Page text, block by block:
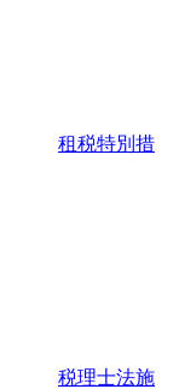
租税特別措
税理士法施